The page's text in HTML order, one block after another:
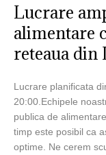
Lucrare
alimentare
reteaua din
Lucrare planificata
20:00.Echipele
publica de
timp este posibil ca
optime. Ne cerem